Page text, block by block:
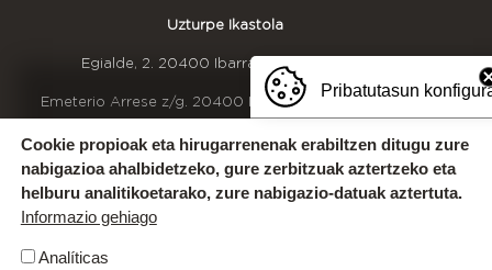
Uzturpe Ikastola
Egialde, 2. 20400 Ibarra. T. 943 671 299
Emeterio Arrese z/g. 20400 Ibarra. T. 943 536 609
ibarra@ikastola.eus
OINEKO INFORMAZIOA
Bizikidetza taldearekin harremanetan jarri
(bizikidetza@uzturpe.eus)
Pribatutasun
Cookie propioak eta hirugarrenenak erabiltzen ditugu zure
nabigazioa ahalbidetzeko, gure zerbitzuak aztertzeko eta
helburu analitikoetarako, zure nabigazio-datuak aztertuta.
Informazio gehiago
Analíticas